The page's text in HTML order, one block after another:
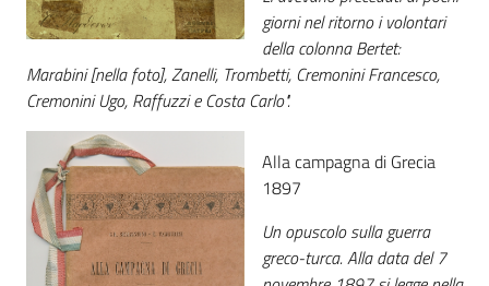
Seguici
su
giorni nel ritorno i volontari
della colonna Bertet:
Marabini [nella foto], Zanelli, Trombetti, Cremonini Francesco,
Cremonini Ugo, Raffuzzi e Costa Carlo".
Alla campagna di Grecia
1897
Un opuscolo sulla guerra
greco-turca. Alla data del 7